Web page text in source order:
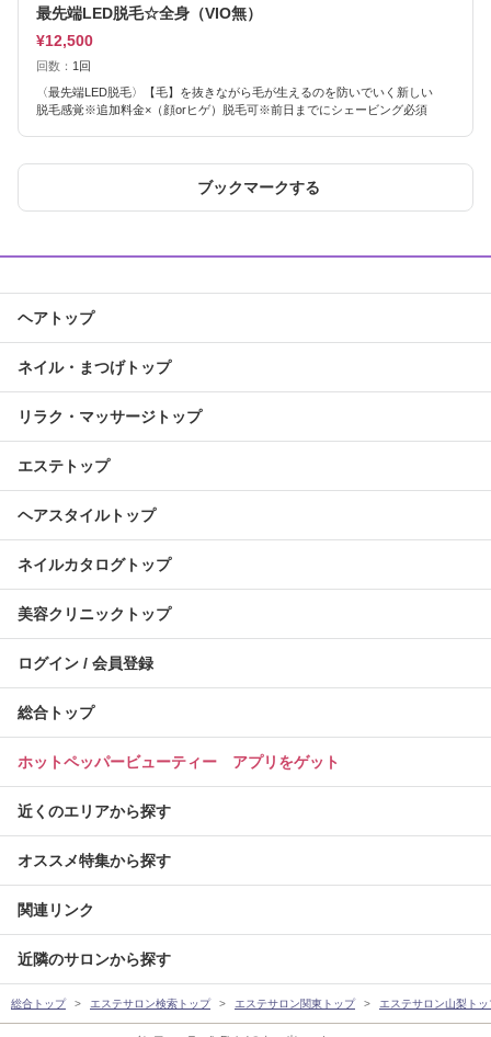
最先端LED脱毛☆全身（VIO無）
¥12,500
回数： 1回
〈最先端LED脱毛〉【毛】を抜きながら毛が生えるのを防いでいく新しい
脱毛感覚※追加料金×（顔orヒゲ）脱毛可※前日までにシェービング必須
ブックマークする
ヘアトップ
ネイル・まつげトップ
リラク・マッサージトップ
エステトップ
ヘアスタイルトップ
ネイルカタログトップ
美容クリニックトップ
ログイン / 会員登録
総合トップ
ホットペッパービューティー アプリをゲット
近くのエリアから探す
オススメ特集から探す
関連リンク
近隣のサロンから探す
総合トップ エステサロン検索トップ エステサロン関東トップ エステサロン山梨トッ